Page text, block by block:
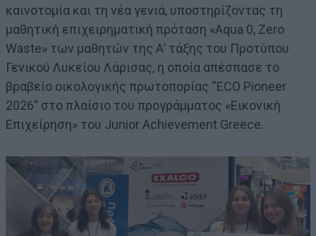
καινοτομία και τη νέα γενιά, υποστηρίζοντας τη
μαθητική επιχειρηματική πρόταση «Aqua 0, Zero
Waste» των μαθητών της Α’ τάξης του Προτύπου
Γενικού Λυκείου Λάρισας, η οποία απέσπασε το
βραβείο οικολογικής πρωτοπορίας “ECO Pioneer
2026” στο πλαίσιο του προγράμματος «Εικονική
Επιχείρηση» του Junior Achievement Greece.